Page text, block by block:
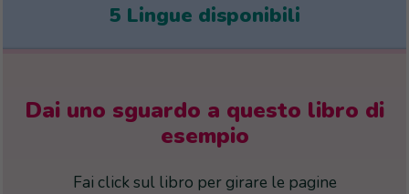
5 Lingue disponibili
Dai uno sguardo a questo libro di
esempio
Fai click sul libro per girare le pagine